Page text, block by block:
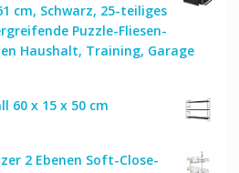
cm, Schwarz, 25-teiliges
Puzzle-Fliesen-
Haushalt, Training, Garage
60 x 15 x 50 cm
2 Ebenen Soft-Close-